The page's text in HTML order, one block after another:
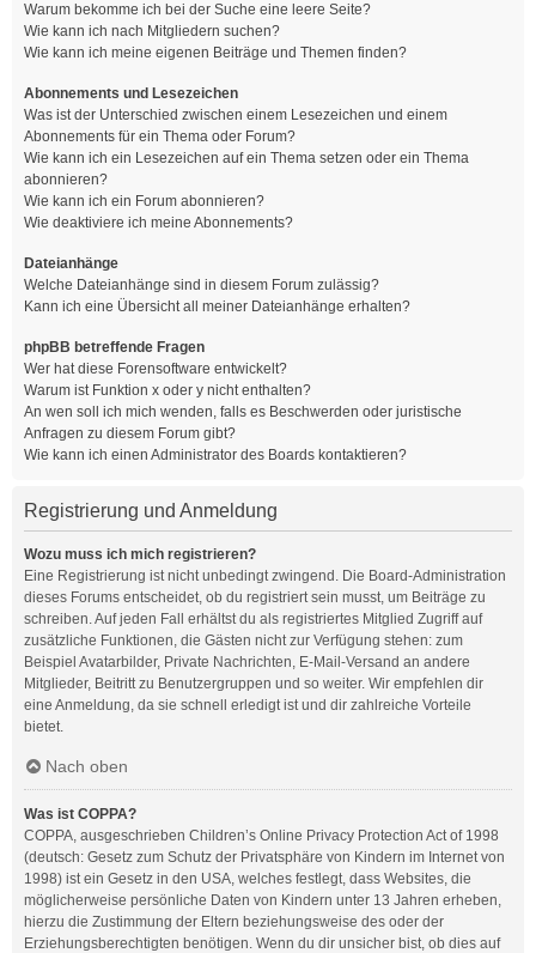
Warum bekomme ich bei der Suche eine leere Seite?
Wie kann ich nach Mitgliedern suchen?
Wie kann ich meine eigenen Beiträge und Themen finden?
Abonnements und Lesezeichen
Was ist der Unterschied zwischen einem Lesezeichen und einem
Abonnements für ein Thema oder Forum?
Wie kann ich ein Lesezeichen auf ein Thema setzen oder ein Thema
abonnieren?
Wie kann ich ein Forum abonnieren?
Wie deaktiviere ich meine Abonnements?
Dateianhänge
Welche Dateianhänge sind in diesem Forum zulässig?
Kann ich eine Übersicht all meiner Dateianhänge erhalten?
phpBB betreffende Fragen
Wer hat diese Forensoftware entwickelt?
Warum ist Funktion x oder y nicht enthalten?
An wen soll ich mich wenden, falls es Beschwerden oder juristische
Anfragen zu diesem Forum gibt?
Wie kann ich einen Administrator des Boards kontaktieren?
Registrierung und Anmeldung
Wozu muss ich mich registrieren?
Eine Registrierung ist nicht unbedingt zwingend. Die Board-Administration
dieses Forums entscheidet, ob du registriert sein musst, um Beiträge zu
schreiben. Auf jeden Fall erhältst du als registriertes Mitglied Zugriff auf
zusätzliche Funktionen, die Gästen nicht zur Verfügung stehen: zum
Beispiel Avatarbilder, Private Nachrichten, E-Mail-Versand an andere
Mitglieder, Beitritt zu Benutzergruppen und so weiter. Wir empfehlen dir
eine Anmeldung, da sie schnell erledigt ist und dir zahlreiche Vorteile
bietet.
Nach oben
Was ist COPPA?
COPPA, ausgeschrieben Children’s Online Privacy Protection Act of 1998
(deutsch: Gesetz zum Schutz der Privatsphäre von Kindern im Internet von
1998) ist ein Gesetz in den USA, welches festlegt, dass Websites, die
möglicherweise persönliche Daten von Kindern unter 13 Jahren erheben,
hierzu die Zustimmung der Eltern beziehungsweise des oder der
Erziehungsberechtigten benötigen. Wenn du dir unsicher bist, ob dies auf